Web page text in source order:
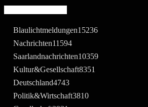
Blaulichtmeldungen15236
Nachrichten11594
Saarlandnachrichten10359
Kultur&Gesellschaft8351
Deutschland4743
Politik&Wirtschaft3810